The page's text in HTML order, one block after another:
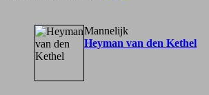
Mannelijk
Heyman van den Kethel